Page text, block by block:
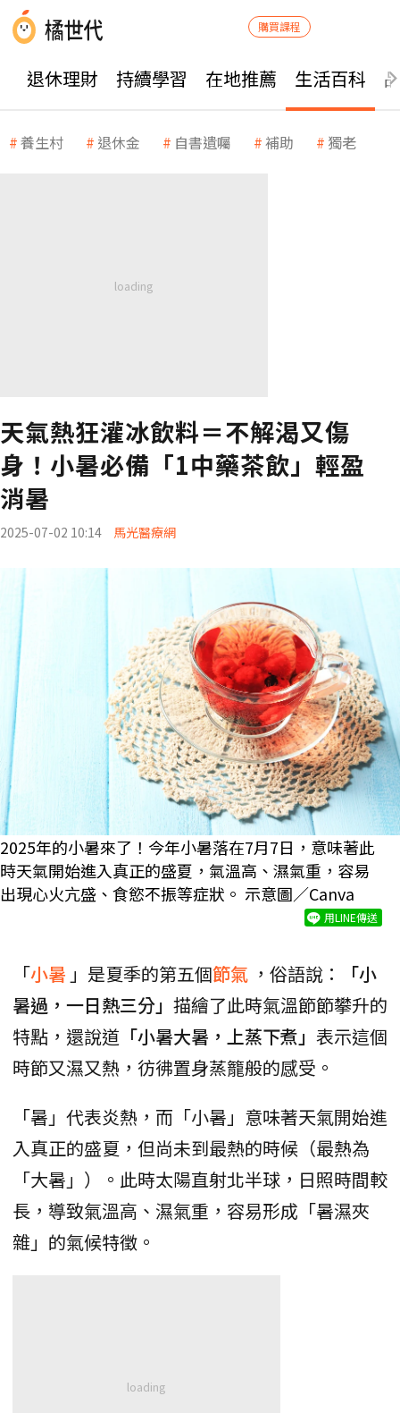
購買課程
退休理財 持續學習 在地推薦 生活百科
養生村 退休金 自書遺囑 補助 獨老
天氣熱狂灌冰飲料＝不解渴又傷
身！小暑必備「1中藥茶飲」輕盈
消暑
2025-07-02 10:14 馬光醫療網
2025年的小暑來了！今年小暑落在7月7日，意味著此
時天氣開始進入真正的盛夏，氣溫高、濕氣重，容易
出現心火亢盛、食慾不振等症狀。 示意圖／Canva
用LINE傳送
「小暑 」是夏季的第五個節氣 ，俗語說：
「小
暑過，一日熱三分」 描繪了此時氣溫節節攀升的
特點，還說道 「小暑大暑，上蒸下煮」 表示這個
時節又濕又熱，彷彿置身蒸籠般的感受。
「暑」代表炎熱，而「小暑」意味著天氣開始進
入真正的盛夏，但尚未到最熱的時候（最熱為
「大暑」）。此時太陽直射北半球，日照時間較
長，導致氣溫高、濕氣重，容易形成「暑濕夾
雜」的氣候特徵。